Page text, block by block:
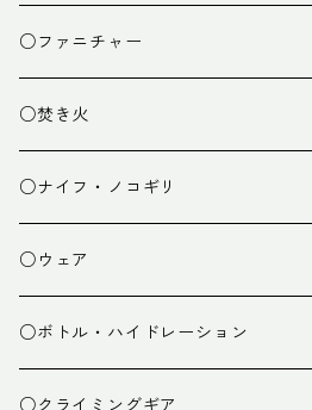
クッキング小物
ペグ・ハンマー・小物
ライト
ランタン
○ファニチャー
テーブル
チェア
○焚き火
焚き火台
焚き火小物
○ナイフ・ノコギリ
○ウェア
ミドルレイヤー
ベースレイヤー
○ボトル・ハイドレーション
○クライミングギア